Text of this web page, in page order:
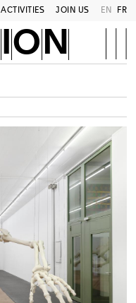
ACTIVITIES JOIN US EN FR